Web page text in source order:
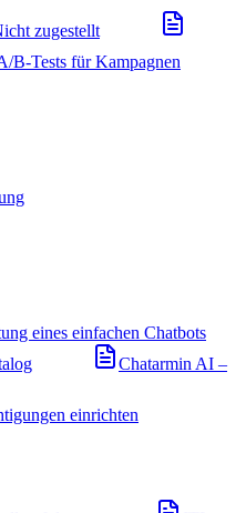
zugestellt
B-Tests für Kampagnen
eines einfachen Chatbots
Chatarmin AI –
einrichten